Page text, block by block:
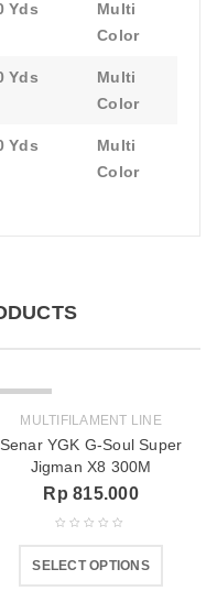
Yds
Multi
Color
Yds
Multi
Color
Yds
Multi
Color
MULTIFILAMENT LINE
Senar YGK G-Soul Super
Jigman X8 300M
Rp 815.000
SELECT OPTIONS